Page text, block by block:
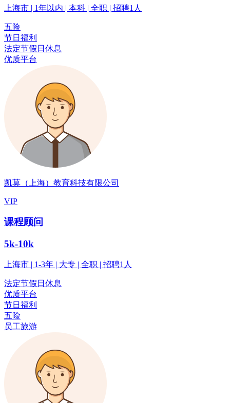
上海市 | 1年以内 | 本科 | 全职 | 招聘1人
五险
节日福利
法定节假日休息
优质平台
凯莫（上海）教育科技有限公司
VIP
课程顾问
5k-10k
上海市 | 1-3年 | 大专 | 全职 | 招聘1人
法定节假日休息
优质平台
节日福利
五险
员工旅游